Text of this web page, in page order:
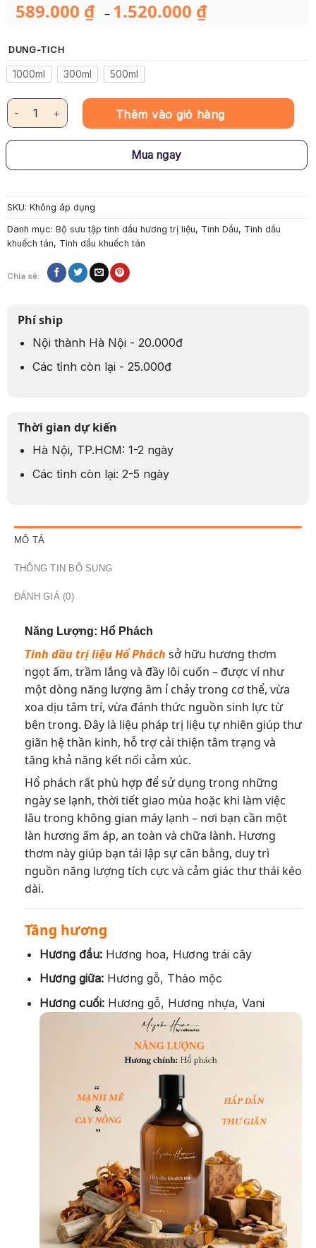
589.000 ₫ – 1.520.000 ₫
DUNG-TICH
1000ml 300ml 500ml
Tinh Dầu Khuếch Tán Giảm Stress MIYAKO HOME - Năng Lượng:
Thêm vào giỏ hàng
Mua ngay
SKU: Không áp dụng
Danh mục: Bộ sưu tập tinh dầu hương trị liệu, Tinh Dầu, Tinh dầu
khuếch tán, Tinh dầu khuếch tán
Chia sẻ:
Phí ship
Nội thành Hà Nội - 20.000đ
Các tỉnh còn lại - 25.000đ
Thời gian dự kiến
Hà Nội, TP.HCM: 1-2 ngày
Các tỉnh còn lại: 2-5 ngày
MÔ TẢ
THÔNG TIN BỔ SUNG
ĐÁNH GIÁ (0)
Năng Lượng: Hổ Phách
Tinh dầu trị liệu Hổ Phách sở hữu hương thơm
ngọt ấm, trầm lắng và đầy lôi cuốn – được ví như
một dòng năng lượng âm ỉ chảy trong cơ thể, vừa
xoa dịu tâm trí, vừa đánh thức nguồn sinh lực từ
bên trong. Đây là liệu pháp trị liệu tự nhiên giúp thư
giãn hệ thần kinh, hỗ trợ cải thiện tâm trạng và
tăng khả năng kết nối cảm xúc.
Hổ phách rất phù hợp để sử dụng trong những
ngày se lạnh, thời tiết giao mùa hoặc khi làm việc
lâu trong không gian máy lạnh – nơi bạn cần một
làn hương ấm áp, an toàn và chữa lành. Hương
thơm này giúp bạn tái lập sự cân bằng, duy trì
nguồn năng lượng tích cực và cảm giác thư thái kéo
dài.
Tầng hương
Hương đầu:Hương hoa, Hương trái cây
Hương giữa:Hương gỗ, Thảo mộc
Hương cuối:Hương gỗ, Hương nhựa, Vani